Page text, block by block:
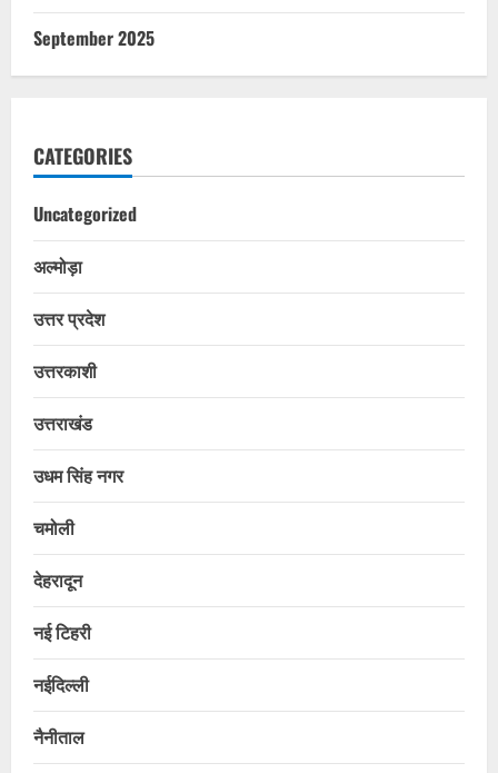
September 2025
CATEGORIES
Uncategorized
अल्मोड़ा
उत्तर प्रदेश
उत्तरकाशी
उत्तराखंड
उधम सिंह नगर
चमोली
देहरादून
नई टिहरी
नईदिल्ली
नैनीताल